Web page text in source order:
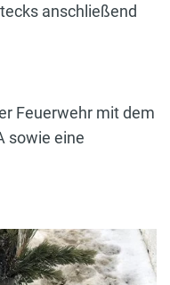
anschließend
Feuerwehr mit dem
sowie eine